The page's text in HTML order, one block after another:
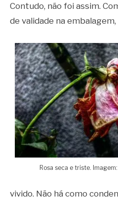
Contudo, não foi assim.
de validade na
Rosa seca e triste.
vivido. Não há como